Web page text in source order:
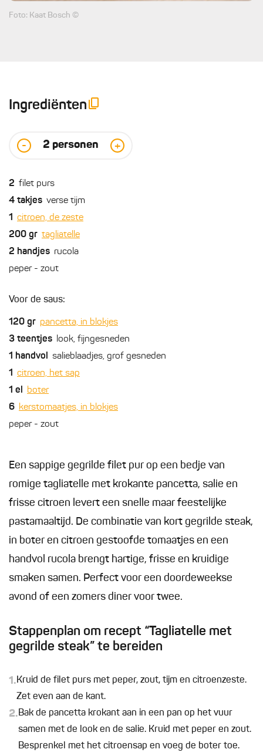
Foto: Kaat Bosch ©
Ingrediënten
- 2 personen +
2 filet purs
4 takjes verse tijm
1 citroen, de zeste
200 gr tagliatelle
2 handjes rucola
peper - zout
Voor de saus:
120 gr pancetta, in blokjes
3 teentjes look, fijngesneden
1 handvol salieblaadjes, grof gesneden
1 citroen, het sap
1 el boter
6 kerstomaatjes, in blokjes
peper - zout
Een sappige gegrilde filet pur op een bedje van
romige tagliatelle met krokante pancetta, salie en
frisse citroen levert een snelle maar feestelijke
pastamaaltijd. De combinatie van kort gegrilde steak,
in boter en citroen gestoofde tomaatjes en een
handvol rucola brengt hartige, frisse en kruidige
smaken samen. Perfect voor een doordeweekse
avond of een zomers diner voor twee.
Stappenplan om recept “Tagliatelle met
gegrilde steak” te bereiden
1.Kruid de filet purs met peper, zout, tijm en citroenzeste.
Zet even aan de kant.
2.Bak de pancetta krokant aan in een pan op het vuur
samen met de look en de salie. Kruid met peper en zout.
Besprenkel met het citroensap en voeg de boter toe.